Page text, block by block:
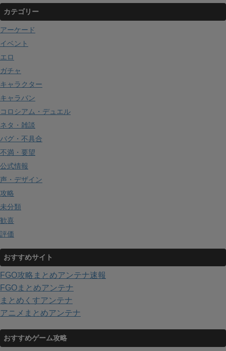
カテゴリー
アーケード
イベント
エロ
ガチャ
キャラクター
キャラバン
コロシアム・デュエル
ネタ・雑談
バグ・不具合
不満・要望
公式情報
声・デザイン
攻略
未分類
歓喜
評価
おすすめサイト
FGO攻略まとめアンテナ速報
FGOまとめアンテナ
まとめくすアンテナ
アニメまとめアンテナ
おすすめゲーム攻略